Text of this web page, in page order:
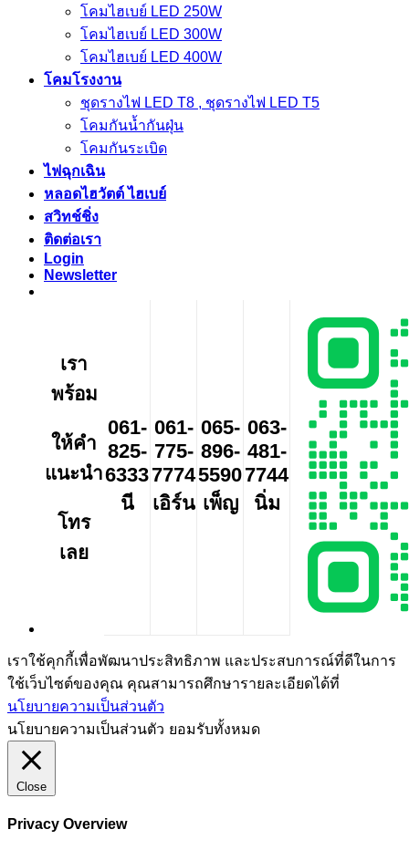
โคมไฮเบย์ LED 250W
โคมไฮเบย์ LED 300W
โคมไฮเบย์ LED 400W
โคมโรงงาน
ชุดรางไฟ LED T8 , ชุดรางไฟ LED T5
โคมกันน้ำกันฝุ่น
โคมกันระเบิด
ไฟฉุกเฉิน
หลอดไฮวัตต์ ไฮเบย์
สวิทช์ชิ่ง
ติดต่อเรา
Login
Newsletter
เรา
พร้อม
ให้คำ
แนะนำ
โทร
เลย
061-
825-
6333
นี
061-
775-
7774
เอิร์น
065-
896-
5590
เพ็ญ
063-
481-
7744
นิ่ม
เราใช้คุกกี้เพื่อพัฒนาประสิทธิภาพ และประสบการณ์ที่ดีในการ
ใช้เว็บไซต์ของคุณ คุณสามารถศึกษารายละเอียดได้ที่
นโยบายความเป็นส่วนตัว
นโยบายความเป็นส่วนตัว ยอมรับทั้งหมด
Close
Privacy Overview